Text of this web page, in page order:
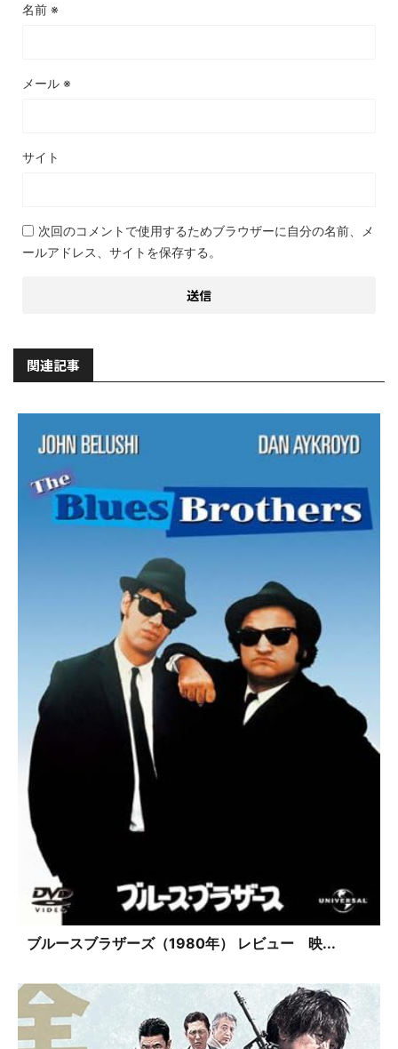
名前 ※
メール ※
サイト
次回のコメントで使用するためブラウザーに自分の名前、メ
ールアドレス、サイトを保存する。
関連記事
ブルースブラザーズ（1980年） レビュー 映...